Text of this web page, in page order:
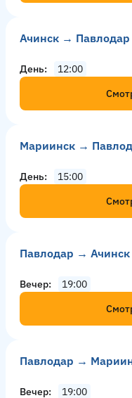
Ачинск → Павлодар
День
12:00
Мариинск →
День
15:00
Павлодар → Ачинск
Вечер
19:00
Павлодар →
Вечер
19:00